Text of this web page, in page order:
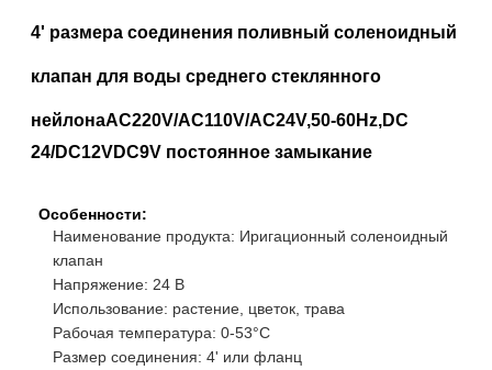
4' размера соединения поливный соленоидный
клапан для воды среднего стеклянного
нейлонаAC220V/AC110V/AC24V,50-60Hz,DC
24/DC12VDC9V постоянное замыкание
Особенности:
Наименование продукта: Иригационный соленоидный
клапан
Напряжение: 24 В
Использование: растение, цветок, трава
Рабочая температура: 0-53°C
Размер соединения: 4' или фланц